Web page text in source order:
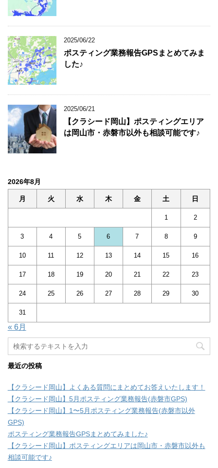
2025/06/22
ポスティング業務報告GPSまとめてみま
した♪
2025/06/21
【クラシード岡山】ポスティングエリア
は岡山市・赤磐市以外も相談可能です♪
2026年8月
月 火 水 木 金 土 日
1 2
3 4 5 6 7 8 9
10 11 12 13 14 15 16
17 18 19 20 21 22 23
24 25 26 27 28 29 30
31
« 6月
最近の投稿
【クラシード岡山】よくある質問にまとめてお答えいたします！
【クラシード岡山】5月ポスティング業務報告(赤磐市GPS)
【クラシード岡山】1〜5月ポスティング業務報告(赤磐市以外
GPS)
ポスティング業務報告GPSまとめてみました♪
【クラシード岡山】ポスティングエリアは岡山市・赤磐市以外も
相談可能です♪